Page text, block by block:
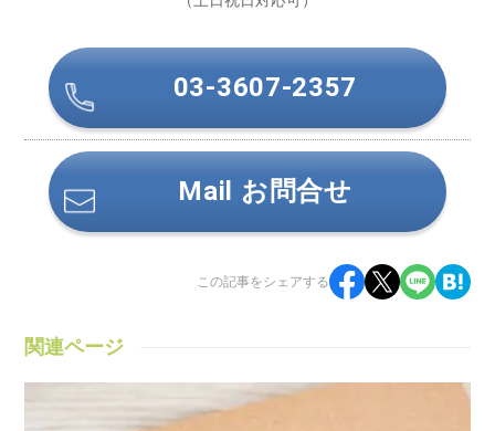
03-3607-2357
Mail お問合せ
この記事をシェアする
関連ページ